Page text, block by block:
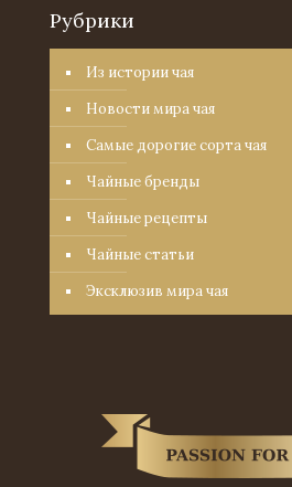
Рубрики
Из истории чая
Новости мира чая
Самые дорогие сорта чая
Чайные бренды
Чайные рецепты
Чайные статьи
Эксклюзив мира чая